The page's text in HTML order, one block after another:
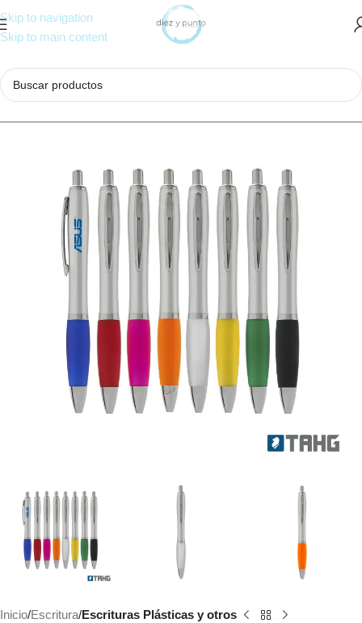
Skip to navigation
Skip to main content
Inicio Escritura Escrituras Plásticas y otros